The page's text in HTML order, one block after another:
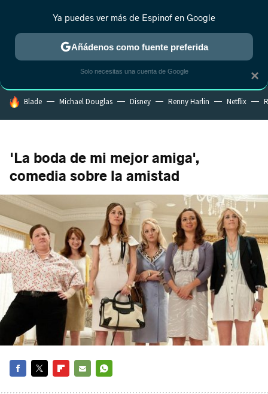
ESTRENOS REALITY ANIME RANKINGS CINE
HOY SE HABLA DE
Blade Michael Douglas Disney Renny Harlin Netflix
'La boda de mi mejor amiga',
comedia sobre la amistad
×
Ya puedes ver más de Espinof en Google
Añádenos como fuente preferida
Solo necesitas una cuenta de Google